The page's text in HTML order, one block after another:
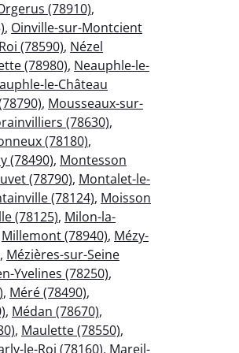
(78910),
, Oinville-sur-Montcient
(78590), Nézel
(78980), Neauphle-le-
le-Château
, Mousseaux-sur-
(78630),
(78180),
(78490), Montesson
(78790), Montalet-le-
(78124), Moisson
(78125), Milon-la-
Millemont (78940), Mézy-
, Mézières-sur-Seine
Yvelines (78250),
, Méré (78490),
, Médan (78670),
, Maulette (78550),
le-Roi (78160), Mareil-